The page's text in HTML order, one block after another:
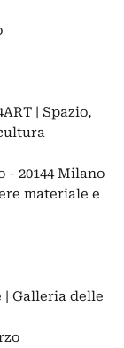
| Spazio,
- 20144 Milano
materiale e
Galleria delle